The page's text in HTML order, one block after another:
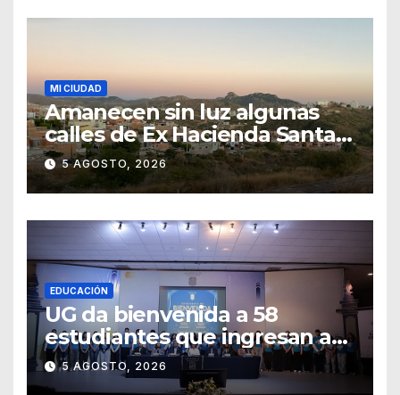
MI CIUDAD
Amanecen sin luz algunas
calles de Ex Hacienda Santa
Teresa
5 AGOSTO, 2026
EDUCACIÓN
UG da bienvenida a 58
estudiantes que ingresan a
través de los programas de
equidad
5 AGOSTO, 2026